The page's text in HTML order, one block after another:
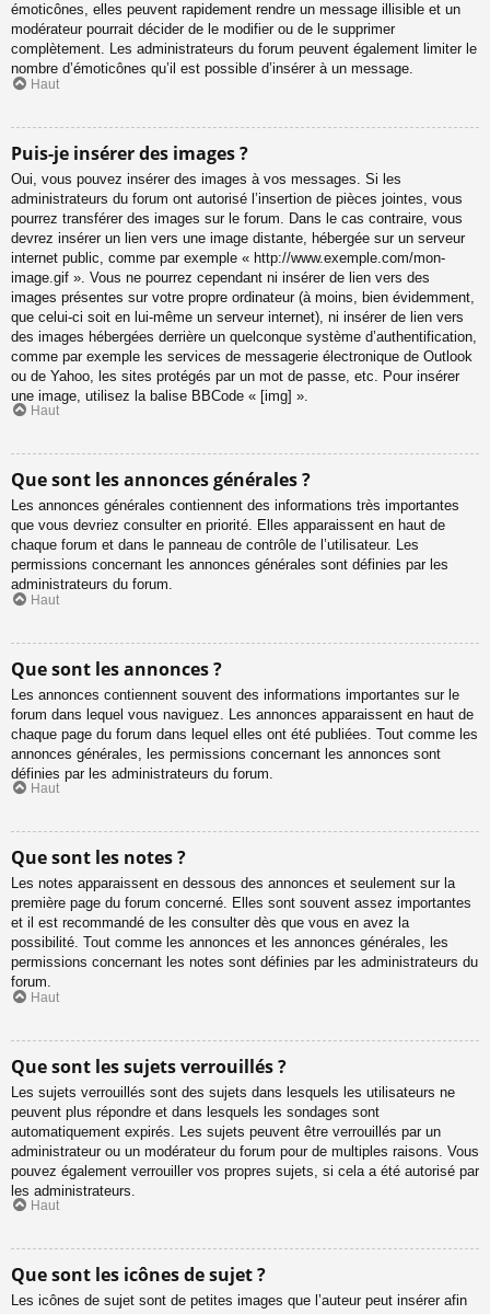
émoticônes, elles peuvent rapidement rendre un message illisible et un
modérateur pourrait décider de le modifier ou de le supprimer
complètement. Les administrateurs du forum peuvent également limiter le
nombre d’émoticônes qu’il est possible d’insérer à un message.
Haut
Puis-je insérer des images ?
Oui, vous pouvez insérer des images à vos messages. Si les
administrateurs du forum ont autorisé l’insertion de pièces jointes, vous
pourrez transférer des images sur le forum. Dans le cas contraire, vous
devrez insérer un lien vers une image distante, hébergée sur un serveur
internet public, comme par exemple « http://www.exemple.com/mon-
image.gif ». Vous ne pourrez cependant ni insérer de lien vers des
images présentes sur votre propre ordinateur (à moins, bien évidemment,
que celui-ci soit en lui-même un serveur internet), ni insérer de lien vers
des images hébergées derrière un quelconque système d’authentification,
comme par exemple les services de messagerie électronique de Outlook
ou de Yahoo, les sites protégés par un mot de passe, etc. Pour insérer
une image, utilisez la balise BBCode « [img] ».
Haut
Que sont les annonces générales ?
Les annonces générales contiennent des informations très importantes
que vous devriez consulter en priorité. Elles apparaissent en haut de
chaque forum et dans le panneau de contrôle de l’utilisateur. Les
permissions concernant les annonces générales sont définies par les
administrateurs du forum.
Haut
Que sont les annonces ?
Les annonces contiennent souvent des informations importantes sur le
forum dans lequel vous naviguez. Les annonces apparaissent en haut de
chaque page du forum dans lequel elles ont été publiées. Tout comme les
annonces générales, les permissions concernant les annonces sont
définies par les administrateurs du forum.
Haut
Que sont les notes ?
Les notes apparaissent en dessous des annonces et seulement sur la
première page du forum concerné. Elles sont souvent assez importantes
et il est recommandé de les consulter dès que vous en avez la
possibilité. Tout comme les annonces et les annonces générales, les
permissions concernant les notes sont définies par les administrateurs du
forum.
Haut
Que sont les sujets verrouillés ?
Les sujets verrouillés sont des sujets dans lesquels les utilisateurs ne
peuvent plus répondre et dans lesquels les sondages sont
automatiquement expirés. Les sujets peuvent être verrouillés par un
administrateur ou un modérateur du forum pour de multiples raisons. Vous
pouvez également verrouiller vos propres sujets, si cela a été autorisé par
les administrateurs.
Haut
Que sont les icônes de sujet ?
Les icônes de sujet sont de petites images que l’auteur peut insérer afin